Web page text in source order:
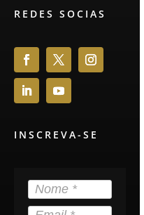
REDES SOCIAS
INSCREVA-SE